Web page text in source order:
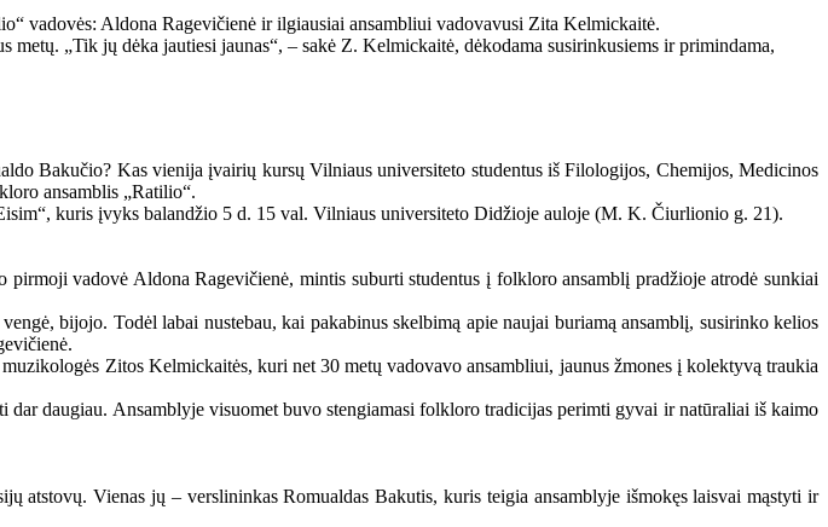
vadovės: Aldona Ragevičienė ir ilgiausiai ansambliui vadovavusi Zita Kelmickaitė.
„Tik jų dėka jautiesi jaunas“, – sakė Z. Kelmickaitė, dėkodama susirinkusiems ir primindama,
Bakučio? Kas vienija įvairių kursų Vilniaus universiteto studentus iš Filologijos, Chemijos, Medicinos
ansamblis „Ratilio“.
kuris įvyks balandžio 5 d. 15 val. Vilniaus universiteto Didžioje auloje (M. K. Čiurlionio g. 21).
vadovė Aldona Ragevičienė, mintis suburti studentus į folkloro ansamblį pradžioje atrodė sunkiai
bijojo. Todėl labai nustebau, kai pakabinus skelbimą apie naujai buriamą ansamblį, susirinko kelios
Zitos Kelmickaitės, kuri net 30 metų vadovavo ansambliui, jaunus žmones į kolektyvą traukia
dar daugiau. Ansamblyje visuomet buvo stengiamasi folkloro tradicijas perimti gyvai ir natūraliai iš kaimo
atstovų. Vienas jų – verslininkas Romualdas Bakutis, kuris teigia ansamblyje išmokęs laisvai mąstyti ir